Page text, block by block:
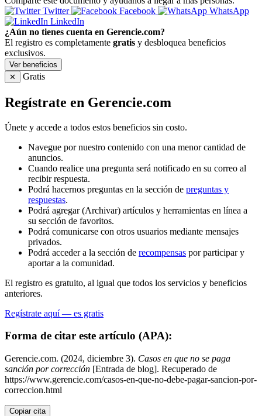
Twitter
Facebook
WhatsApp
LinkedIn
¿Aún no tienes cuenta en Gerencie.com?
El registro es completamente gratis y desbloquea beneficios
exclusivos.
Ver beneficios
✕
Gratis
Regístrate en Gerencie.com
Únete y accede a todos estos beneficios sin costo.
Navegue por nuestro contenido con una menor cantidad de
anuncios.
Cuando realice una pregunta será notificado en su correo al
recibir respuesta.
Podrá hacernos preguntas en la sección de preguntas y
respuestas.
Podrá agregar (Archivar) artículos y herramientas en línea a
su sección de favoritos.
Podrá comunicarse con otros usuarios mediante mensajes
privados.
Podrá acceder a la sección de recompensas por participar y
aportar a la comunidad.
El registro es gratuito, al igual que todos los servicios y beneficios
anteriores.
Regístrate aquí — es gratis
Forma de citar este artículo (APA):
Gerencie.com. (2024, diciembre 3). Casos en que no se paga
sanción por corrección [Entrada de blog]. Recuperado de
https://www.gerencie.com/casos-en-que-no-debe-pagar-sancion-por-
correccion.html
Copiar cita